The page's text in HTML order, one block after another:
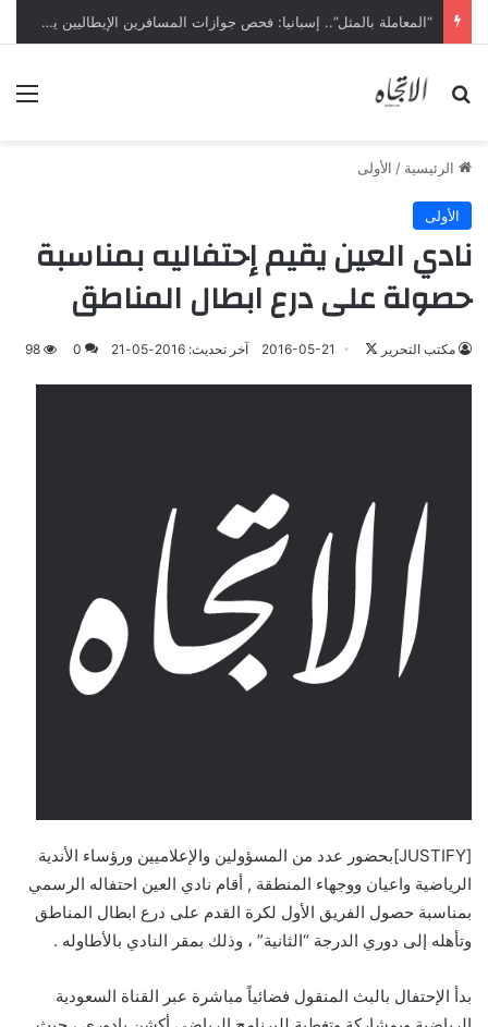
“المعاملة بالمثل”.. إسبانيا: فحص جوازات المسافرين الإيطاليين يبدأ ليل السبت
بحث عن
الرئيسية / الأولى
الأولى
نادي العين يقيم إحتفاليه بمناسبة
حصولة على درع ابطال المناطق
مكتب التحرير 2016-05-21 آخر تحديث: 2016-05-21 0
98
[JUSTIFY]بحضور عدد من المسؤولين والإعلاميين ورؤساء الأندية
الرياضية واعيان ووجهاء المنطقة , أقام نادي العين احتفاله الرسمي
بمناسبة حصول الفريق الأول لكرة القدم على درع ابطال المناطق
وتأهله إلى دوري الدرجة “الثانية” ، وذلك بمقر النادي بالأطاوله .
بدأ الإحتفال بالبث المنقول فضائياً مباشرة عبر القناة السعودية